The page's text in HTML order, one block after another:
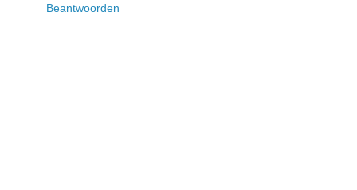
Beantwoorden